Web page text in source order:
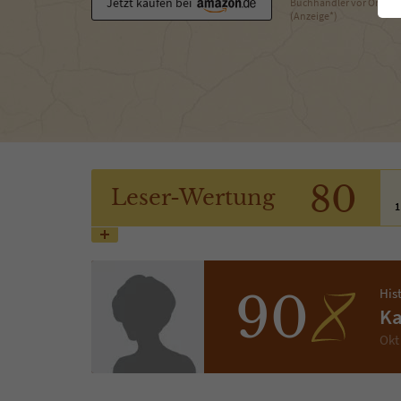
(Anzeige*)
Leser-Wertung 80
1
90